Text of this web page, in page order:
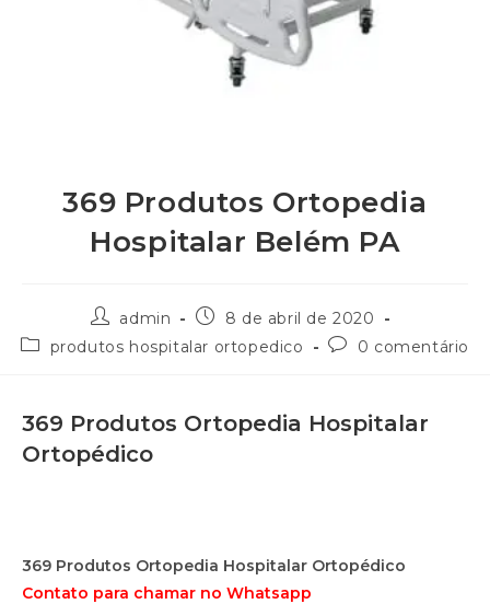
369 Produtos Ortopedia
Hospitalar Belém PA
admin
8 de abril de 2020
produtos hospitalar ortopedico
0 comentário
369 Produtos Ortopedia Hospitalar
Ortopédico
369 Produtos Ortopedia Hospitalar Ortopédico
Contato para chamar no Whatsapp